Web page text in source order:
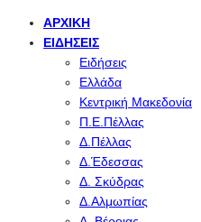
ΑΡΧΙΚΉ
ΕΙΔΉΣΕΙΣ
Ειδήσεις
Ελλάδα
Κεντρική Μακεδονία
Π.Ε.Πέλλας
Δ.Πέλλας
Δ.Έδεσσας
Δ. Σκύδρας
Δ.Αλμωπίας